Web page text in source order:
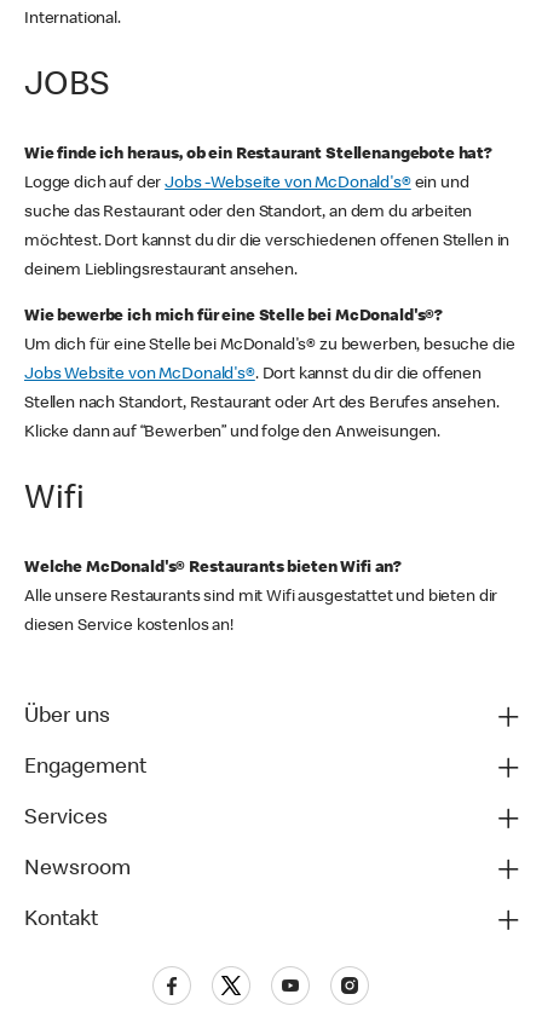
International.
JOBS
Wie finde ich heraus, ob ein Restaurant Stellenangebote hat?
Logge dich auf derJobs -Webseite von McDonald's®ein und
suche das Restaurant oder den Standort, an dem du arbeiten
möchtest. Dort kannst du dir die verschiedenen offenen Stellen in
deinem Lieblingsrestaurant ansehen.
Wie bewerbe ich mich für eine Stelle bei McDonald's®?
Um dich für eine Stelle bei McDonald's® zu bewerben, besuche die
Jobs Website von McDonald's®. Dort kannst du dir die offenen
Stellen nach Standort, Restaurant oder Art des Berufes ansehen.
Klicke dann auf “Bewerben” und folge den Anweisungen.
Wifi
Welche McDonald's® Restaurants bieten Wifi an?
Alle unsere Restaurants sind mit Wifi ausgestattet und bieten dir
diesen Service kostenlos an!
Über uns
Engagement
Services
Newsroom
Kontakt